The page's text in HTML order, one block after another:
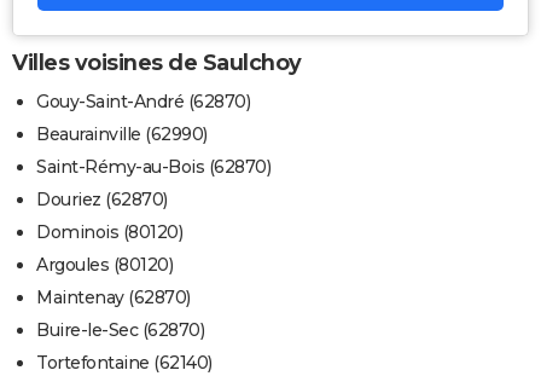
Villes voisines de Saulchoy
Gouy-Saint-André (62870)
Beaurainville (62990)
Saint-Rémy-au-Bois (62870)
Douriez (62870)
Dominois (80120)
Argoules (80120)
Maintenay (62870)
Buire-le-Sec (62870)
Tortefontaine (62140)